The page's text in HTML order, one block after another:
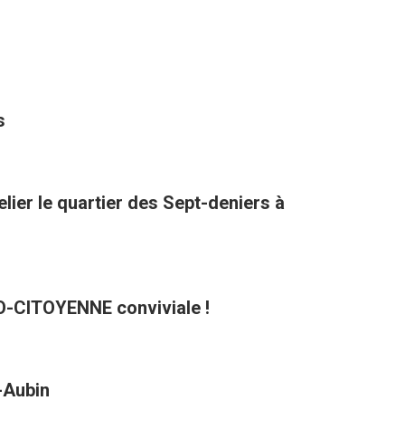
le quartier des Sept-deniers à
CITOYENNE conviviale !